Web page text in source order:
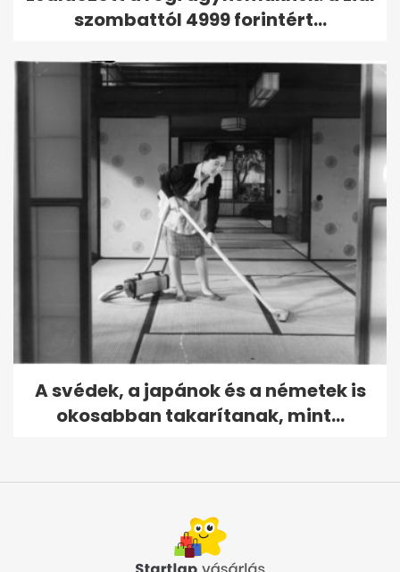
szombattól 4999 forintért...
A svédek, a japánok és a németek is
okosabban takarítanak, mint...